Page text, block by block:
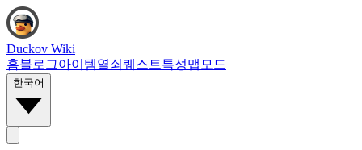
Duckov Wiki
홈블로그아이템열쇠 퀘스트특성맵 모드
한국어